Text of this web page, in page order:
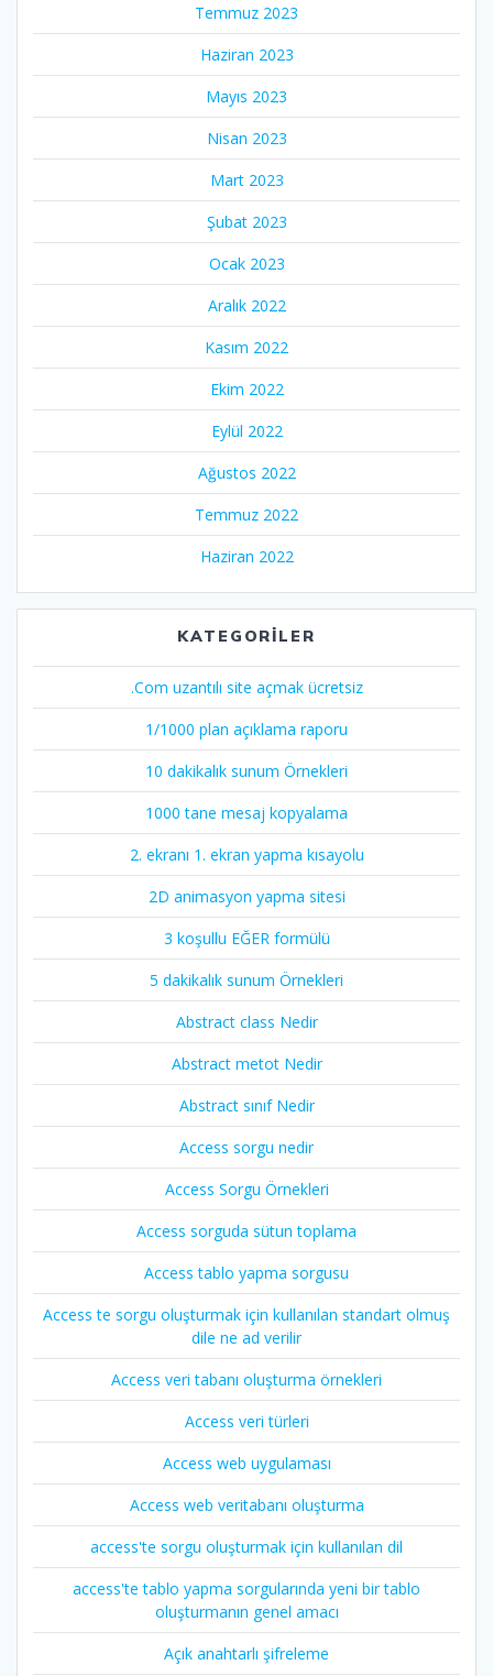
Temmuz 2023
Haziran 2023
Mayıs 2023
Nisan 2023
Mart 2023
Şubat 2023
Ocak 2023
Aralık 2022
Kasım 2022
Ekim 2022
Eylül 2022
Ağustos 2022
Temmuz 2022
Haziran 2022
KATEGORILER
.Com uzantılı site açmak ücretsiz
1/1000 plan açıklama raporu
10 dakikalık sunum Örnekleri
1000 tane mesaj kopyalama
2. ekranı 1. ekran yapma kısayolu
2D animasyon yapma sitesi
3 koşullu EĞER formülü
5 dakikalık sunum Örnekleri
Abstract class Nedir
Abstract metot Nedir
Abstract sınıf Nedir
Access sorgu nedir
Access Sorgu Örnekleri
Access sorguda sütun toplama
Access tablo yapma sorgusu
Access te sorgu oluşturmak için kullanılan standart olmuş
dile ne ad verilir
Access veri tabanı oluşturma örnekleri
Access veri türleri
Access web uygulaması
Access web veritabanı oluşturma
access'te sorgu oluşturmak için kullanılan dil
access'te tablo yapma sorgularında yeni bir tablo
oluşturmanın genel amacı
Açık anahtarlı şifreleme